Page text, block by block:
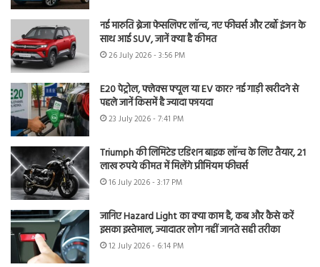
नई मारुति ब्रेजा फेसलिफ्ट लॉन्च, नए फीचर्स और टर्बो इंजन के
साथ आई SUV, जानें क्या है कीमत
26 July 2026 - 3:56 PM
E20 पेट्रोल, फ्लेक्स फ्यूल या EV कार? नई गाड़ी खरीदने से
पहले जानें किसमें है ज्यादा फायदा
23 July 2026 - 7:41 PM
Triumph की लिमिटेड एडिशन बाइक लॉन्च के लिए तैयार, 21
लाख रुपये कीमत में मिलेंगे प्रीमियम फीचर्स
16 July 2026 - 3:17 PM
जानिए Hazard Light का क्या काम है, कब और कैसे करें
इसका इस्तेमाल, ज्यादातर लोग नहीं जानते सही तरीका
12 July 2026 - 6:14 PM